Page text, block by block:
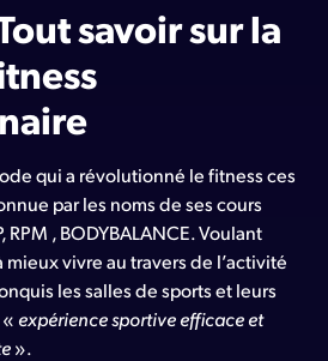
savoir sur la
qui a révolutionné le fitness ces
par les noms de ses cours
, BODYBALANCE. Voulant
vivre au travers de l’activité
les salles de sports et leurs
expérience sportive efficace et
».